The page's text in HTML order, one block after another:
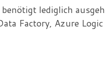
lediglich
Factory, Azure